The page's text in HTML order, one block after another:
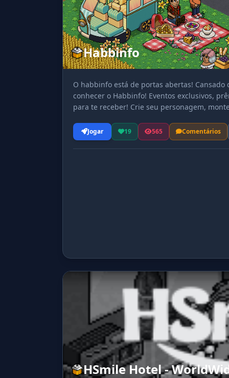
Habbinfo
O habbinfo está de portas abertas!
conhecer o Habbinfo! Eventos exclusivos,
para te receber! Crie seu personagem,
Jogar 19 565 Comentários
HSmile Hotel -